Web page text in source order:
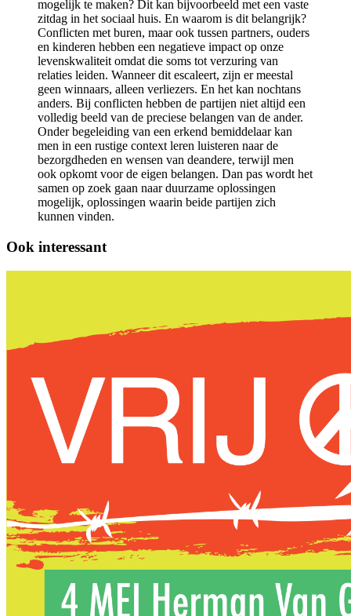
mogelijk te maken? Dit kan bijvoorbeeld met een vaste
zitdag in het sociaal huis. En waarom is dit belangrijk?
Conflicten met buren, maar ook tussen partners, ouders
en kinderen hebben een negatieve impact op onze
levenskwaliteit omdat die soms tot verzuring van
relaties leiden. Wanneer dit escaleert, zijn er meestal
geen winnaars, alleen verliezers. En het kan nochtans
anders. Bij conflicten hebben de partijen niet altijd een
volledig beeld van de preciese belangen van de ander.
Onder begeleiding van een erkend bemiddelaar kan
men in een rustige context leren luisteren naar de
bezorgdheden en wensen van deandere, terwijl men
ook opkomt voor de eigen belangen. Dan pas wordt het
samen op zoek gaan naar duurzame oplossingen
mogelijk, oplossingen waarin beide partijen zich
kunnen vinden.
Ook interessant